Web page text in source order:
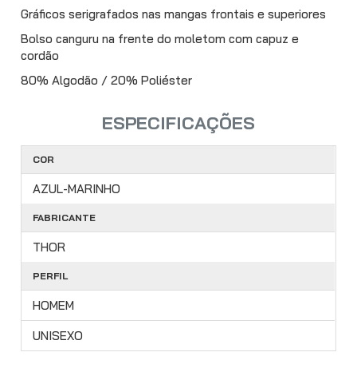
Gráficos serigrafados nas mangas frontais e superiores
Bolso canguru na frente do moletom com capuz e
cordão
80% Algodão / 20% Poliéster
ESPECIFICAÇÕES
COR
AZUL-MARINHO
FABRICANTE
THOR
PERFIL
HOMEM
UNISEXO